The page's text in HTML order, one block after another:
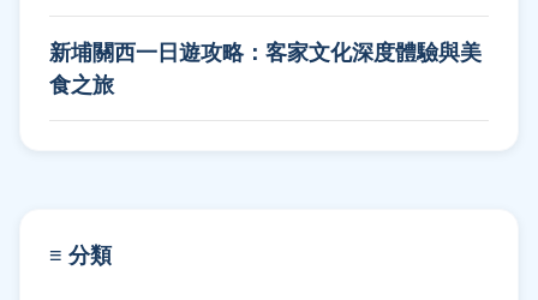
新埔關西一日遊攻略：客家文化深度體驗與美
食之旅
≡ 分類